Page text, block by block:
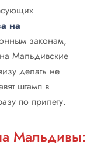
на
законам,
Мальдивские
делать не
штамп в
по прилету.
Мальдивы: